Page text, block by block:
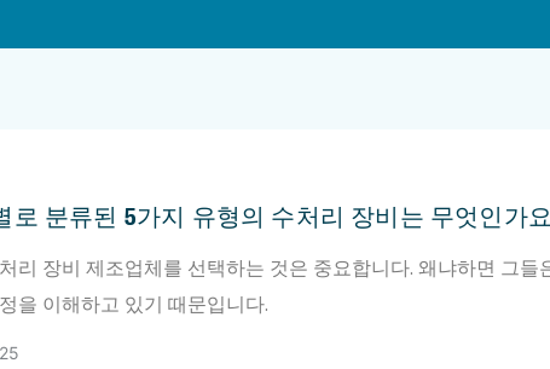
로 분류된 5가지 유형의 수처리 장비는 무엇인가
리 장비 제조업체를 선택하는 것은 중요합니다. 왜냐하면 그들
을 이해하고 있기 때문입니다.
25